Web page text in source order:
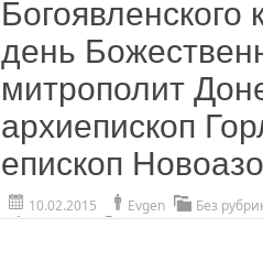
день
митрополит
архиепископ
епископ
10.02.2015 Evgen Без